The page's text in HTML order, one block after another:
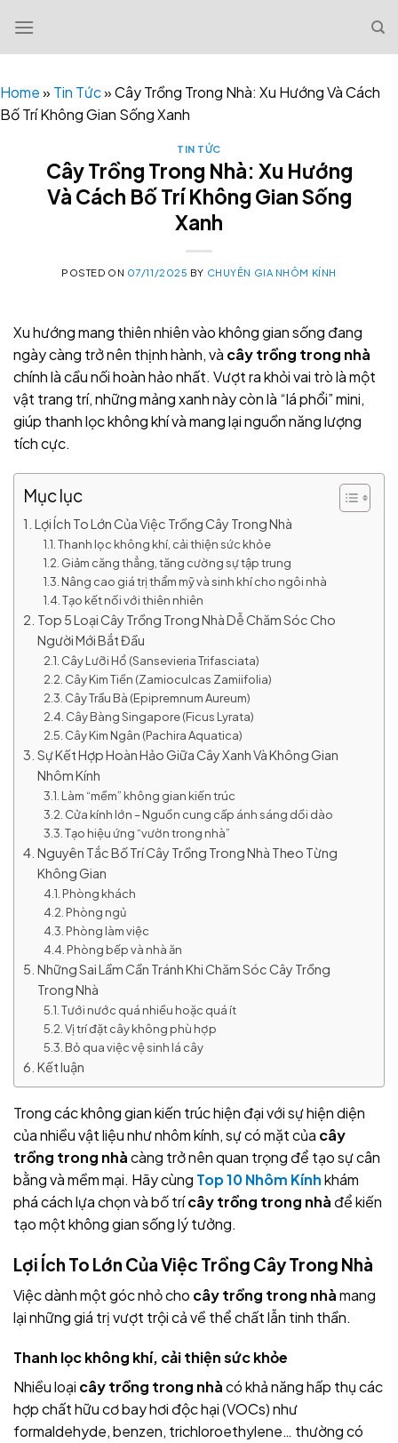
content
Home» Tin Tức»Cây Trồng Trong Nhà: Xu Hướng Và Cách
Bố Trí Không Gian Sống Xanh
TIN TỨC
Cây Trồng Trong Nhà: Xu Hướng
Và Cách Bố Trí Không Gian Sống
Xanh
POSTED ON 07/11/2025 BY CHUYÊN GIA NHÔM KÍNH
Xu hướng mang thiên nhiên vào không gian sống đang
ngày càng trở nên thịnh hành, và cây trồng trong nhà
chính là cầu nối hoàn hảo nhất. Vượt ra khỏi vai trò là một
vật trang trí, những mảng xanh này còn là “lá phổi” mini,
giúp thanh lọc không khí và mang lại nguồn năng lượng
tích cực.
Mục lục
Lợi Ích To Lớn Của Việc Trồng Cây Trong Nhà
Thanh lọc không khí, cải thiện sức khỏe
Giảm căng thẳng, tăng cường sự tập trung
Nâng cao giá trị thẩm mỹ và sinh khí cho ngôi nhà
Tạo kết nối với thiên nhiên
Top 5 Loại Cây Trồng Trong Nhà Dễ Chăm Sóc Cho
Người Mới Bắt Đầu
Cây Lưỡi Hổ (Sansevieria Trifasciata)
Cây Kim Tiền (Zamioculcas Zamiifolia)
Cây Trầu Bà (Epipremnum Aureum)
Cây Bàng Singapore (Ficus Lyrata)
Cây Kim Ngân (Pachira Aquatica)
Sự Kết Hợp Hoàn Hảo Giữa Cây Xanh Và Không Gian
Nhôm Kính
Làm “mềm” không gian kiến trúc
Cửa kính lớn – Nguồn cung cấp ánh sáng dồi dào
Tạo hiệu ứng “vườn trong nhà”
Nguyên Tắc Bố Trí Cây Trồng Trong Nhà Theo Từng
Không Gian
Phòng khách
Phòng ngủ
Phòng làm việc
Phòng bếp và nhà ăn
Những Sai Lầm Cần Tránh Khi Chăm Sóc Cây Trồng
Trong Nhà
Tưới nước quá nhiều hoặc quá ít
Vị trí đặt cây không phù hợp
Bỏ qua việc vệ sinh lá cây
Kết luận
Trong các không gian kiến trúc hiện đại với sự hiện diện
của nhiều vật liệu như nhôm kính, sự có mặt của cây
trồng trong nhàcàng trở nên quan trọng để tạo sự cân
bằng và mềm mại. Hãy cùng Top 10 Nhôm Kínhkhám
phá cách lựa chọn và bố trícây trồng trong nhà để kiến
tạo một không gian sống lý tưởng.
Lợi Ích To Lớn Của Việc Trồng Cây Trong Nhà
Việc dành một góc nhỏ cho cây trồng trong nhàmang
lại những giá trị vượt trội cả về thể chất lẫn tinh thần.
Thanh lọc không khí, cải thiện sức khỏe
Nhiều loại cây trồng trong nhàcó khả năng hấp thụ các
hợp chất hữu cơ bay hơi độc hại (VOCs) như
formaldehyde, benzen, trichloroethylene… thường có